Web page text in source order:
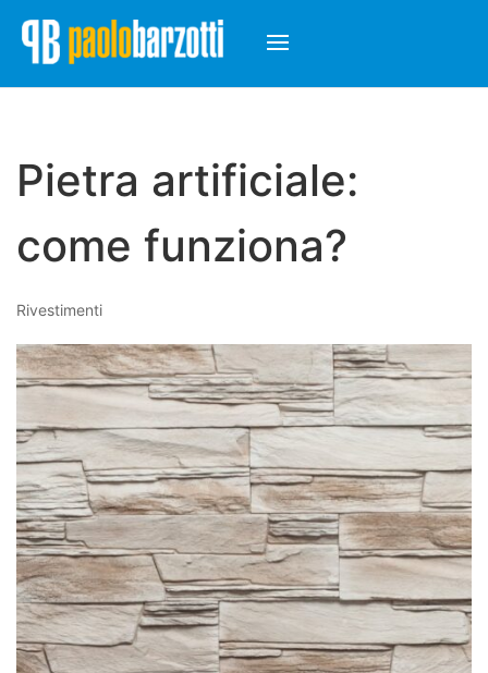
Pietra artificiale:
come funziona?
Rivestimenti